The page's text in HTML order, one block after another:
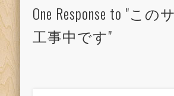
One Response to "この
工事中です"